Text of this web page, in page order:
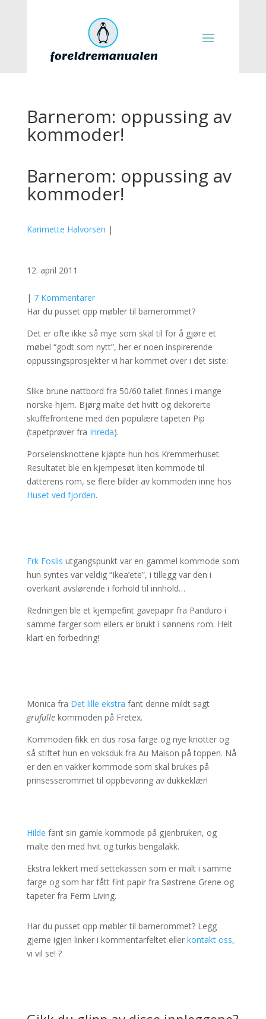
Barnerom: oppussing av
kommoder!
Barnerom: oppussing av
kommoder!
Karimette Halvorsen |
12. april 2011
| 7 Kommentarer
Har du pusset opp møbler til barnerommet?
Det er ofte ikke så mye som skal til for å gjøre et
møbel “godt som nytt”, her er noen inspirerende
oppussingsprosjekter vi har kommet over i det siste:
Slike brune nattbord fra 50/60 tallet finnes i mange
norske hjem. Bjørg malte det hvitt og dekorerte
skuffefrontene med den populære tapeten Pip
(tapetprøver fra Inreda).
Porselensknottene kjøpte hun hos Kremmerhuset.
Resultatet ble en kjempesøt liten kommode til
datterens rom, se flere bilder av kommoden inne hos
Huset ved fjorden.
Frk Foslis utgangspunkt var en gammel kommode som
hun syntes var veldig “Ikea’ete”, i tillegg var den i
overkant avslørende i forhold til innhold…
Redningen ble et kjempefint gavepapir fra Panduro i
samme farger som ellers er brukt i sønnens rom. Helt
klart en forbedring!
Monica fra Det lille ekstra fant denne mildt sagt
grufullekommoden på Fretex.
Kommoden fikk en dus rosa farge og nye knotter og
så stiftet hun en voksduk fra Au Maison på toppen. Nå
er den en vakker kommode som skal brukes på
prinsesserommet til oppbevaring av dukkeklær!
Hilde fant sin gamle kommode på gjenbruken, og
malte den med hvit og turkis bengalakk.
Ekstra lekkert med settekassen som er malt i samme
farge og som har fått fint papir fra Søstrene Grene og
tapeter fra Ferm Living.
Har du pusset opp møbler til barnerommet? Legg
gjerne igjen linker i kommentarfeltet eller kontakt oss,
vi vil se! ?